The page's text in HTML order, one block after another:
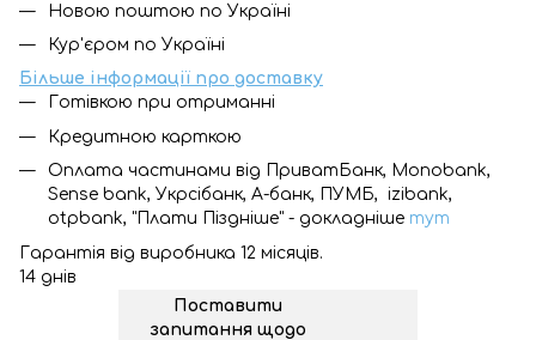
Новою поштою по Україні
Кур'єром по Україні
Більше інформації про доставку
Готівкою при отриманні
Кредитною карткою
Оплата частинами від ПриватБанк, Monobank,
Sense bank, Укрсібанк, А-банк, ПУМБ, izibank,
otpbank, "Плати Піздніше" - докладніше тут
Гарантія від виробника 12 місяців.
14 днів
Поставити
запитання щодо